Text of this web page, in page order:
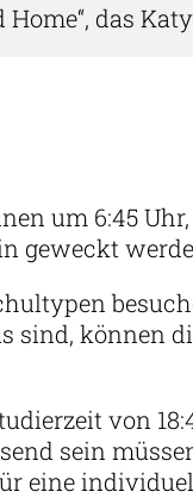
Home“, das
um 6:45
geweckt
sind, können
von
sein
eine